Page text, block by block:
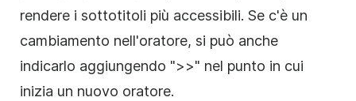
rendere i sottotitoli più accessibili. Se c'è un
cambiamento nell'oratore, si può anche
indicarlo aggiungendo ">>" nel punto in cui
inizia un nuovo oratore.